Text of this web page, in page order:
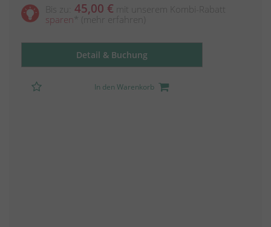
Bis zu: 45,00 € mit unserem Kombi-Rabatt
sparen
(mehr erfahren)
Detail & Buchung
In den Warenkorb